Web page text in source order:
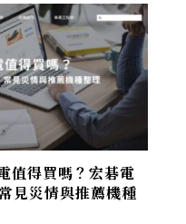
值得買嗎？宏碁電
見災情與推薦機種